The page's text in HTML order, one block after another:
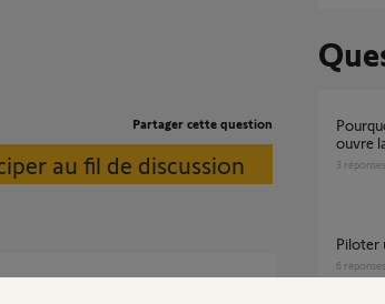
Partager cette question
au fil de discussion
pourquoi la télécommande du volet roulant
ouvre
3 réponses
6 réponses